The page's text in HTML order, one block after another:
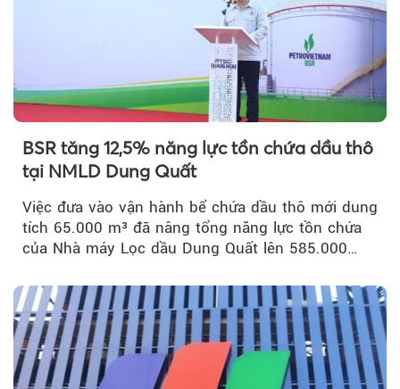
BSR tăng 12,5% năng lực tồn chứa dầu thô
tại NMLD Dung Quất
Việc đưa vào vận hành bể chứa dầu thô mới dung
tích 65.000 m³ đã nâng tổng năng lực tồn chứa
của Nhà máy Lọc dầu Dung Quất lên 585.000